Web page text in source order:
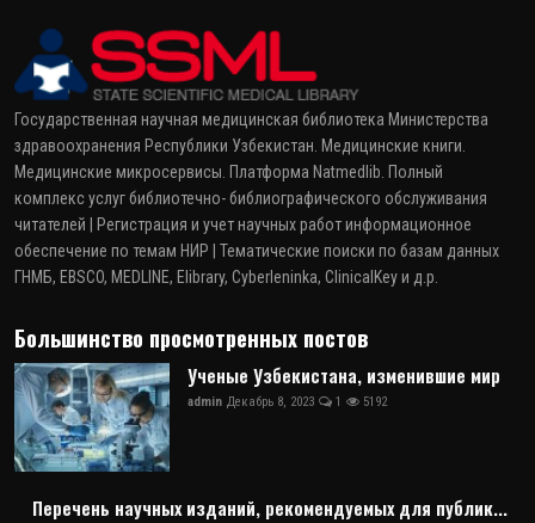
Государственная научная медицинская библиотека Министерства
здравоохранения Республики Узбекистан. Медицинские книги.
Медицинские микросервисы. Платформа Natmedlib. Полный
комплекс услуг библиотечно- библиографического обслуживания
читателей | Регистрация и учет научных работ информационное
обеспечение по темам НИР | Тематические поиски по базам данных
ГНМБ, EBSCO, MEDLINE, Elibrary, Cyberleninka, ClinicalKey и д.р.
Большинство просмотренных постов
Ученые Узбекистана, изменившие мир
admin Декабрь 8, 2023 1 5192
Перечень научных изданий, рекомендуемых для публик...